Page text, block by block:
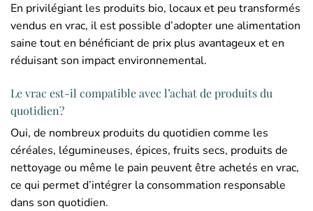
En privilégiant les produits bio, locaux et peu transformés
vendus en vrac, il est possible d’adopter une alimentation
saine tout en bénéficiant de prix plus avantageux et en
réduisant son impact environnemental.
Le vrac est-il compatible avec l’achat de produits du
quotidien?
Oui, de nombreux produits du quotidien comme les
céréales, légumineuses, épices, fruits secs, produits de
nettoyage ou même le pain peuvent être achetés en vrac,
ce qui permet d’intégrer la consommation responsable
dans son quotidien.